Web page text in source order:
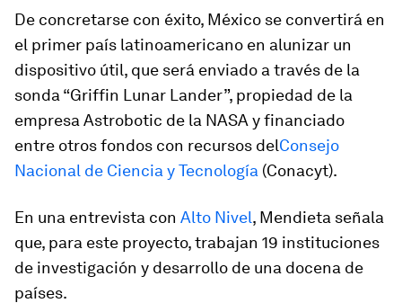
De concretarse con éxito, México se convertirá en
el primer país latinoamericano en alunizar un
dispositivo útil, que será enviado a través de la
sonda “Griffin Lunar Lander”, propiedad de la
empresa Astrobotic de la NASA y financiado
entre otros fondos con recursos delConsejo
Nacional de Ciencia y Tecnología (Conacyt).
En una entrevista con Alto Nivel, Mendieta señala
que, para este proyecto, trabajan 19 instituciones
de investigación y desarrollo de una docena de
países.